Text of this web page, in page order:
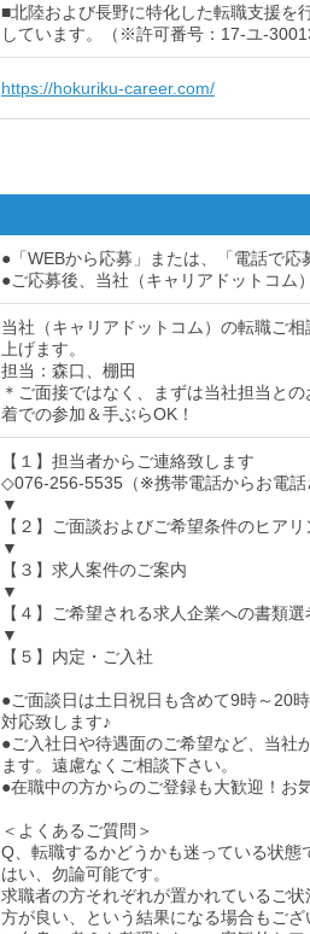
■北陸および長野に特化した転職支援を
しています。（※許可番号：17-ユ-
https://hokuriku-career.com/
●「WEBから応募」または、「電話で
●ご応募後、当社（キャリアドットコム
当社（キャリアドットコム）の転職ご
上げます。
担当：森口、棚田
＊ご面接ではなく、まずは当社担当と
着での参加＆手ぶらOK！
【１】担当者からご連絡致します
◇076-256-5535（※携帯電話からお電話
▼
【２】ご面談およびご希望条件のヒアリ
▼
【３】求人案件のご案内
▼
【４】ご希望される求人企業への書類
▼
【５】内定・ご入社
●ご面談日は土日祝日も含めて9時～20
対応致します♪
●ご入社日や待遇面のご希望など、当社
ます。遠慮なくご相談下さい。
●在職中の方からのご登録も大歓迎！お
＜よくあるご質問＞
Q、転職するかどうかも迷っている状態
はい、勿論可能です。
求職者の方それぞれが置かれているご
方が良い、という結果になる場合もござ